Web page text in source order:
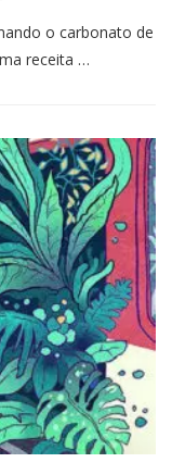
o carbonato de
receita …